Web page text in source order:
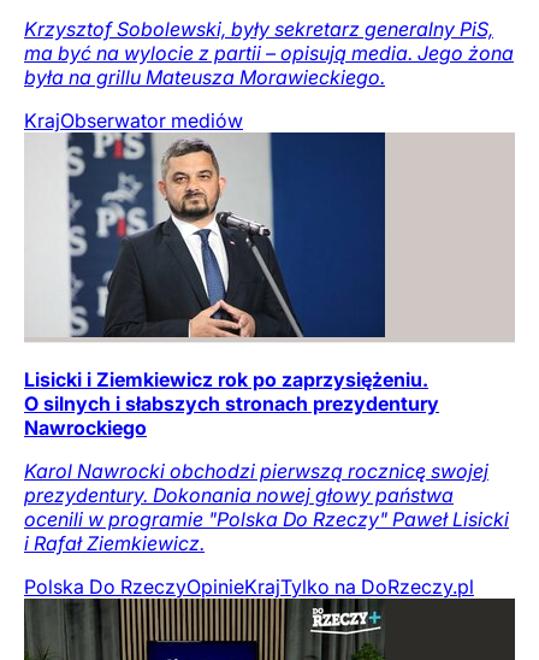
Krzysztof Sobolewski, były sekretarz generalny PiS,
ma być na wylocie z partii – opisują media. Jego żona
była na grillu Mateusza Morawieckiego.
KrajObserwator mediów
Lisicki i Ziemkiewicz rok po zaprzysiężeniu.
O silnych i słabszych stronach prezydentury
Nawrockiego
Karol Nawrocki obchodzi pierwszą rocznicę swojej
prezydentury. Dokonania nowej głowy państwa
ocenili w programie "Polska Do Rzeczy" Paweł Lisicki
i Rafał Ziemkiewicz.
Polska Do RzeczyOpinieKrajTylko na DoRzeczy.pl